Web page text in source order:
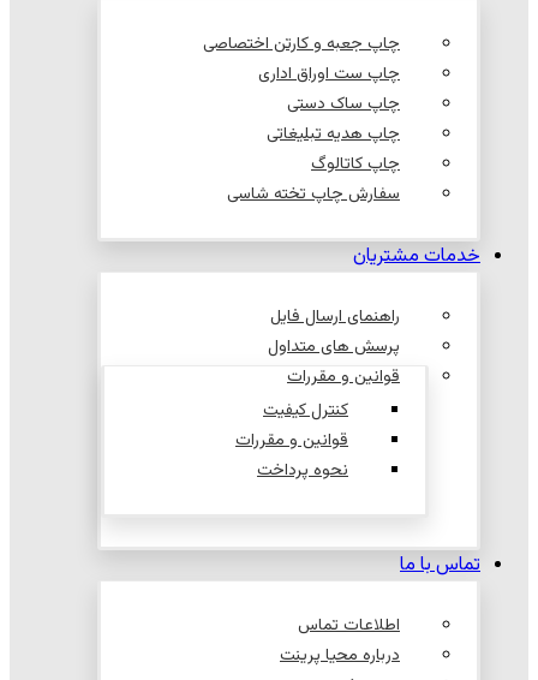
چاپ جعبه و کارتن اختصاصی
چاپ ست اوراق اداری
چاپ ساک دستی
چاپ هدیه تبلیغاتی
چاپ کاتالوگ
سفارش چاپ تخته شاسی
خدمات مشتریان
راهنمای ارسال فایل
پرسش های متداول
قوانین و مقررات
کنترل کیفیت
قوانین و مقررات
نحوه پرداخت
تماس با ما
اطلاعات تماس
درباره محیا پرینت